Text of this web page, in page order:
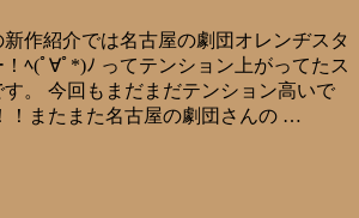
作紹介では名古屋の劇団オレンヂスタ
ﾍ(ﾟ∀ﾟ*)ﾉ ってテンション上がってたス
。 今回もまだまだテンション高いで
！またまた名古屋の劇団さんの …